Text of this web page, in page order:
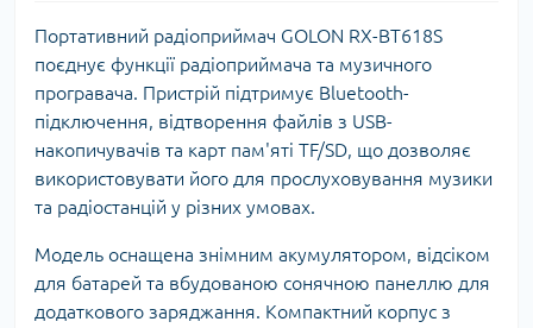
Портативний радіоприймач GOLON RX-BT618S
поєднує функції радіоприймача та музичного
програвача. Пристрій підтримує Bluetooth-
підключення, відтворення файлів з USB-
накопичувачів та карт пам'яті TF/SD, що дозволяє
використовувати його для прослуховування музики
та радіостанцій у різних умовах.
Модель оснащена знімним акумулятором, відсіком
для батарей та вбудованою сонячною панеллю для
додаткового заряджання. Компактний корпус з